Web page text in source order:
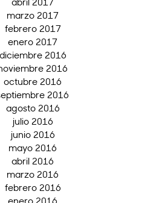
marzo 2017
febrero 2017
enero 2017
diciembre 2016
2016
octubre 2016
2016
agosto 2016
julio 2016
junio 2016
mayo 2016
abril 2016
marzo 2016
febrero 2016
enero 2016